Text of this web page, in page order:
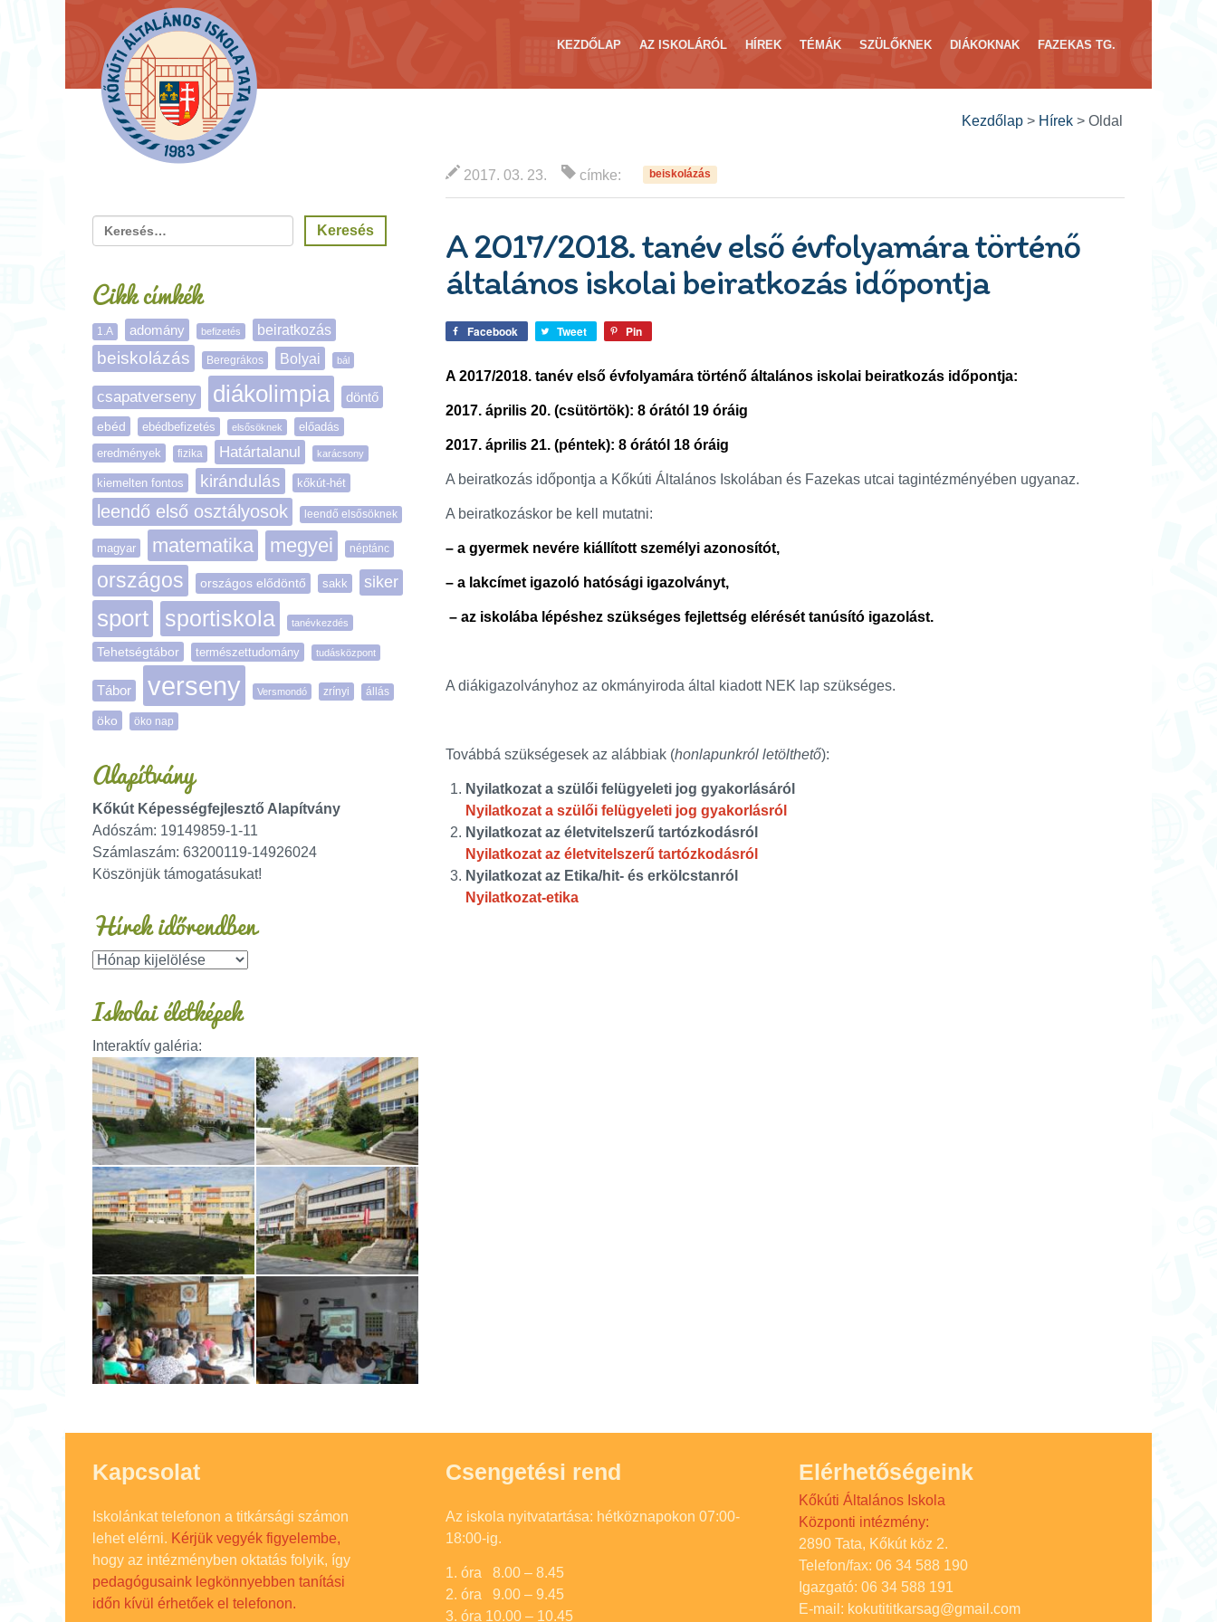
KEZDŐLAP AZ ISKOLÁRÓL HÍREK TÉMÁK SZÜLŐKNEK DIÁKOKNAK FAZEKAS TG.
Kezdőlap > Hírek > Oldal
2017. 03. 23. címke: beiskolázás
A 2017/2018. tanév első évfolyamára történő
általános iskolai beiratkozás időpontja
Facebook Tweet Pin
A 2017/2018. tanév első évfolyamára történő általános iskolai beiratkozás időpontja:
2017. április 20. (csütörtök): 8 órától 19 óráig
2017. április 21. (péntek): 8 órától 18 óráig
A beiratkozás időpontja a Kőkúti Általános Iskolában és Fazekas utcai tagintézményében ugyanaz.
A beiratkozáskor be kell mutatni:
– a gyermek nevére kiállított személyi azonosítót,
– a lakcímet igazoló hatósági igazolványt,
– az iskolába lépéshez szükséges fejlettség elérését tanúsító igazolást.
A diákigazolványhoz az okmányiroda által kiadott NEK lap szükséges.
Továbbá szükségesek az alábbiak (honlapunkról letölthető):
Nyilatkozat a szülői felügyeleti jog gyakorlásáról
Nyilatkozat a szülői felügyeleti jog gyakorlásról
Nyilatkozat az életvitelszerű tartózkodásról
Nyilatkozat az életvitelszerű tartózkodásról
Nyilatkozat az Etika/hit- és erkölcstanról
Nyilatkozat-etika
Cikk címkék
1.A adomány befizetés beiratkozás
beiskolázás Beregrákos Bolyai bál
csapatverseny diákolimpia döntő
ebéd ebédbefizetés elsősöknek
előadás
eredmények
fizika Határtalanul karácsony
kiemelten fontos kirándulás kőkút-hét
leendő első osztályosok leendő elsősöknek
magyar matematika megyei néptánc
országos országos elődöntő sakk siker
sport sportiskola tanévkezdés
Tehetségtábor természettudomány tudásközpont
Tábor verseny Versmondó zrínyi állás
öko öko nap
Alapítvány
Kőkút Képességfejlesztő Alapítvány
Adószám: 19149859-1-11
Számlaszám: 63200119-14926024
Köszönjük támogatásukat!
Hírek időrendben
Iskolai életképek
Interaktív galéria:
Kapcsolat
Iskolánkat telefonon a titkársági számon
lehet elérni. Kérjük vegyék figyelembe,
hogy az intézményben oktatás folyik, így
pedagógusaink legkönnyebben tanítási
időn kívül érhetőek el telefonon.
Csengetési rend
Az iskola nyitvatartása: hétköznapokon 07:00-
18:00-ig.
1. óra 8.00 – 8.45
2. óra 9.00 – 9.45
3. óra 10.00 – 10.45
Elérhetőségeink
Kőkúti Általános Iskola
Központi intézmény:
2890 Tata, Kőkút köz 2.
Telefon/fax: 06 34 588 190
Igazgató: 06 34 588 191
E-mail: kokutititkarsag@gmail.com